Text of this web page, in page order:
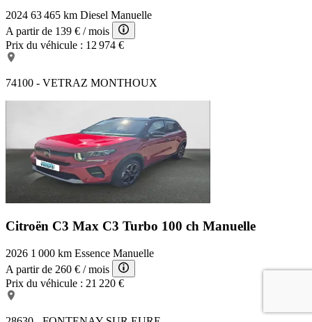
2024 63 465 km Diesel Manuelle
A partir de 139 € / mois
Prix du véhicule : 12 974 €
74100 - VETRAZ MONTHOUX
Citroën C3 Max C3 Turbo 100 ch Manuelle
2026 1 000 km Essence Manuelle
A partir de 260 € / mois
Prix du véhicule : 21 220 €